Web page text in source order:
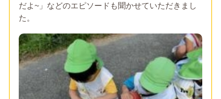
だよ~」などのエピソードも聞かせていただきまし
た。